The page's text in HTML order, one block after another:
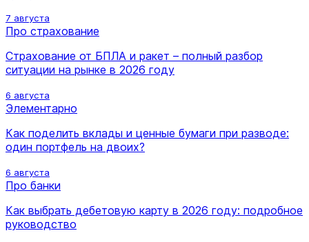
7 августа
Про страхование
Страхование от БПЛА и ракет – полный разбор
ситуации на рынке в 2026 году
6 августа
Элементарно
Как поделить вклады и ценные бумаги при разводе:
один портфель на двоих?
6 августа
Про банки
Как выбрать дебетовую карту в 2026 году: подробное
руководство